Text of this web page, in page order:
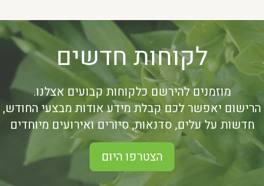
לקוחות חדשים
מוזמנים להירשם כלקוחות קבועים אצלנו.
הרישום יאפשר לכם קבלת מידע אודות מבצעי החודש,
חדשות על עלים, סדנאות, סיורים ואירועים מיוחדים
הצטרפו היום